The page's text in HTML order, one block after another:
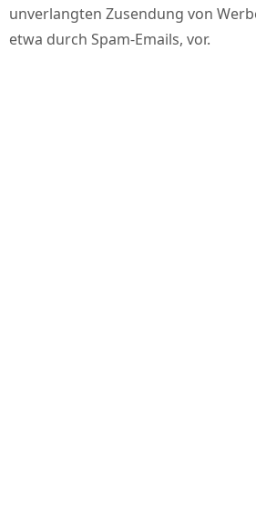
unverlangten Zusendung von
etwa durch Spam-Emails, vor.